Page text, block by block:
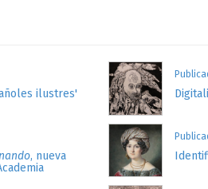
ilustres'
, nueva